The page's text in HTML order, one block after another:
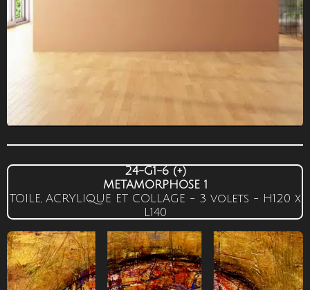
24-G1-6 (+)
METAMORPHOSE 1
TOILE, ACRYLIQUE ET COLLAGE - 3 volets - H120 x
L140